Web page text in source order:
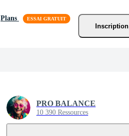
Plans
Inscription
PRO BALANCE
10 390 Ressources